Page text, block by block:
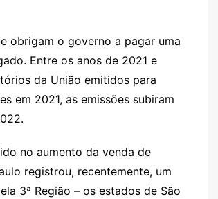
obrigam o governo a pagar uma
Entre os anos de 2021 e
da União emitidos para
em 2021, as emissões subiram
no aumento da venda de
registrou, recentemente, um
3ª Região – os estados de São